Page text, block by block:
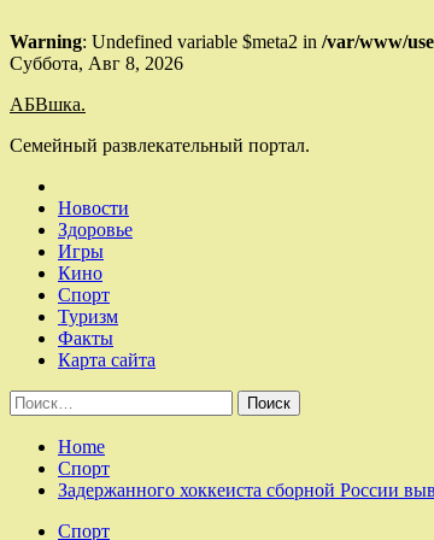
Warning: Undefined variable $meta2 in /var/www/
Skip
content
Суббота, Авг 8, 2026
АБВшка.
Семейный развлекательный портал.
Новости
Здоровье
Игры
Кино
Спорт
Туризм
Факты
Карта сайта
Найти:
Home
Спорт
Задержанного хоккеиста сборной России
Спорт